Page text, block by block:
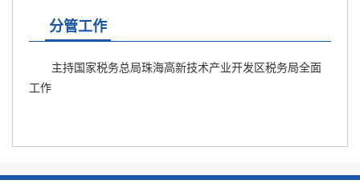
分管工作
主持国家税务总局珠海高新技术产业开发区税务局全面
工作